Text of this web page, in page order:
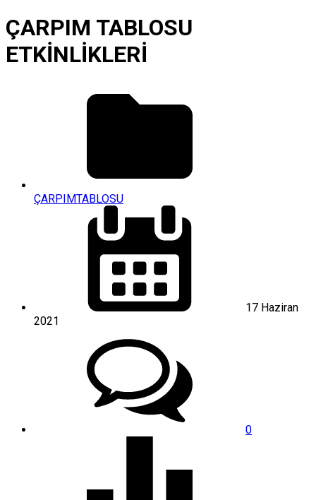
ÇARPIM TABLOSU
ETKİNLİKLERİ
ÇARPIMTABLOSU
17 Haziran
2021
0